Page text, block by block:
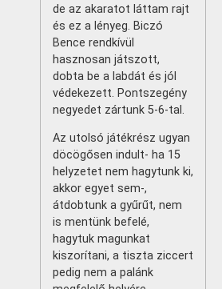
de az akaratot láttam rajt
és ez a lényeg. Biczó
Bence rendkívül
hasznosan játszott,
dobta be a labdát és jól
védekezett. Pontszegény
negyedet zártunk 5-6-tal.
Az utolsó játékrész ugyan
döcögősen indult- ha 15
helyzetet nem hagytunk ki,
akkor egyet sem-,
átdobtunk a gyűrűt, nem
is mentünk befelé,
hagytuk magunkat
kiszorítani, a tiszta ziccert
pedig nem a palánk